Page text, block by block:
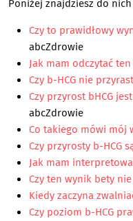
Poniżej znajdziesz do
Czy to prawidłowy
abcZdrowie
Jak mam odczytać
Czy b-HCG nie
Czy przyrost bHCG
abcZdrowie
Co takiego mówi mój
Czy przyrosty b-HCG
Jak mam
Czy ten wynik bety
Kiedy zaczyna
Czy poziom b-HCG